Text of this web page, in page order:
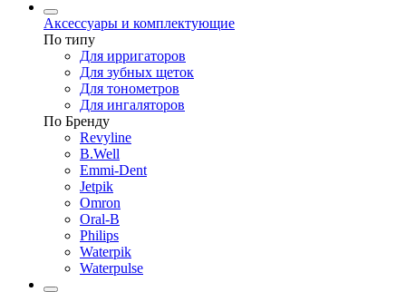
Аксессуары и комплектующие
По типу
Для ирригаторов
Для зубных щеток
Для тонометров
Для ингаляторов
По Бренду
Revyline
B.Well
Emmi-Dent
Jetpik
Omron
Oral-B
Philips
Waterpik
Waterpulse